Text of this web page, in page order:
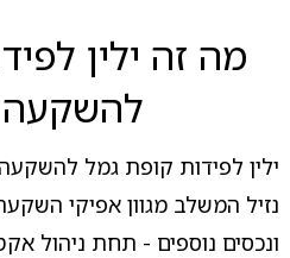
מה זה ילין
להשקעה
ילין לפידות קופת גמל
נזיל המשלב מגוון אפיקי
ונכסים נוספים - תחת ניהול